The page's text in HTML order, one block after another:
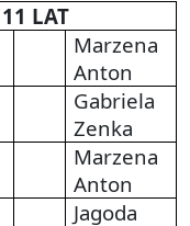
LAT
Marzena
Anton
Gabriela
Zenka
Marzena
Anton
Jagoda